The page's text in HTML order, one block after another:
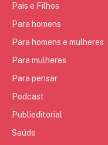
Pais e Filhos
Para homens
Para homens e mulheres
Para mulheres
Para pensar
Podcast
Publieditorial
Saúde